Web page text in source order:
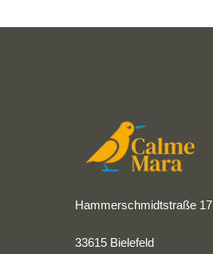
Hammerschmidtstraße 17
33615 Bielefeld